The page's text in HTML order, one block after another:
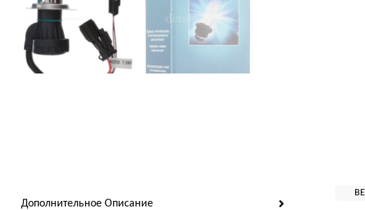
Дополнительное Описание